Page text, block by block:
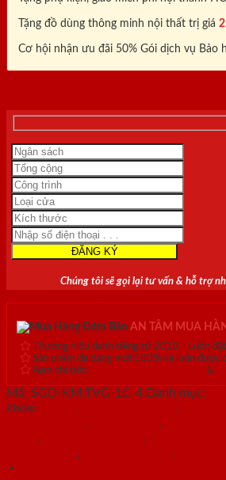
Tặng đồ dùng thông minh nội thất trị giá
Cơ hội nhận ưu đãi 50% Gói dịch vụ Bảo
Chúng tôi sẽ gọi lại tư vấn & hỗ trợ
AN TÂM MUA
Thương hiệu danh tiếng từ 2010 - Luôn
Sản phẩm đa dạng mới 100% và luôn được
Xem chi tiết:
&
Mã: SGD-KM.TVG-1C-4 Danh mục:
khóa:
, ,
, ,
, ,
, ,